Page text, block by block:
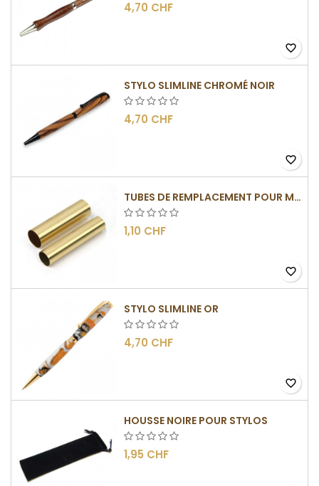
4,70 CHF
favorite_border
STYLO SLIMLINE CHROMÉ NOIR
4,70 CHF
favorite_border
TUBES DE REMPLACEMENT POUR MÉCANISMES SLIMLINE
1,10 CHF
favorite_border
STYLO SLIMLINE OR
4,70 CHF
favorite_border
HOUSSE NOIRE POUR STYLOS
1,95 CHF